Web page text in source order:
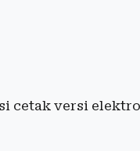
cetak versi